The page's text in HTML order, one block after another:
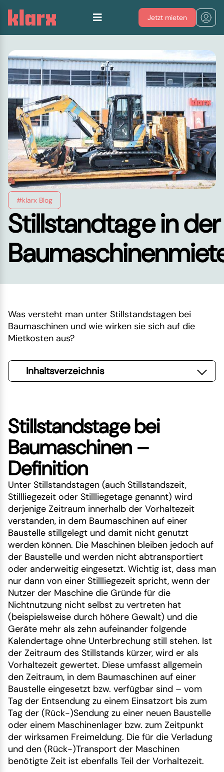
Jetzt mieten
#klarx Blog
Stillstandtage in der
Was versteht man unter Stillstandstagen bei
Baumaschinen und wie wirken sie sich auf die
Mietkosten aus?
Inhaltsverzeichnis
Stillstandstage bei
Baumaschinen –
Definition
Unter Stillstandstagen (auch Stillstandszeit,
Stillliegezeit oder Stillliegetage genannt) wird
derjenige Zeitraum innerhalb der Vorhaltezeit
verstanden, in dem Baumaschinen auf einer
Baustelle stillgelegt und damit nicht genutzt
werden können. Die Maschinen bleiben jedoch auf
der Baustelle und werden nicht abtransportiert
oder anderweitig eingesetzt. Wichtig ist, dass man
nur dann von einer Stillliegezeit spricht, wenn der
Nutzer der Maschine die Gründe für die
Nichtnutzung nicht selbst zu vertreten hat
(beispielsweise durch höhere Gewalt) und die
Geräte mehr als zehn aufeinander folgende
Kalendertage ohne Unterbrechung still stehen. Ist
der Zeitraum des Stillstands kürzer, wird er als
Vorhaltezeit gewertet. Diese umfasst allgemein
den Zeitraum, in dem Baumaschinen auf einer
Baustelle eingesetzt bzw. verfügbar sind – vom
Tag der Entsendung zu einem Einsatzort bis zum
Tag der (Rück-)Sendung zu einer neuen Baustelle
oder einem Maschinenlager bzw. zum Zeitpunkt
der wirksamen Freimeldung. Die für die Verladung
und den (Rück-)Transport der Maschinen
benötigte Zeit ist ebenfalls Teil der Vorhaltezeit.